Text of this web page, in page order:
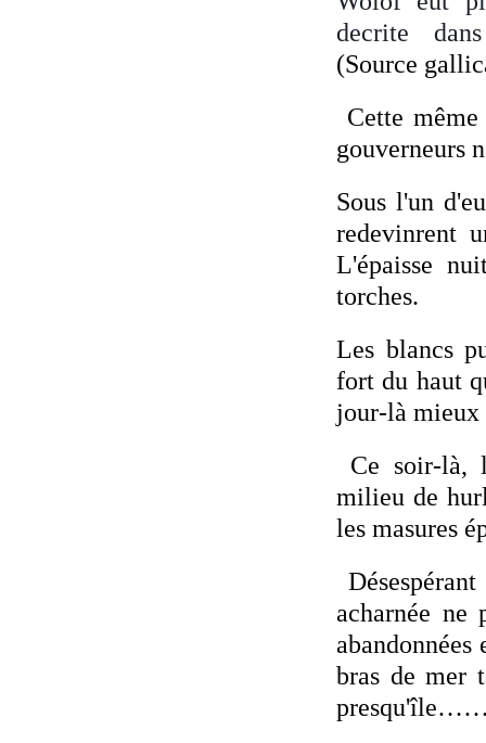
decrite
(Source
Cette
gouverneurs
Sous l'un
redevinrent
L'épaisse
torches.
Les blancs
fort du haut
jour-là mieux
Ce soir-là,
milieu de
les masures
acharnée ne
bras de mer